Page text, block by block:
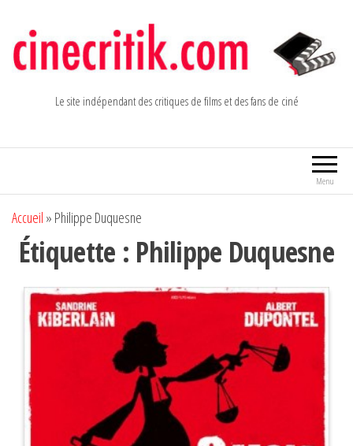
contenu
Le site indépendant des critiques de films et des fans de ciné
Menu
Accueil » Philippe Duquesne
Étiquette : Philippe Duquesne